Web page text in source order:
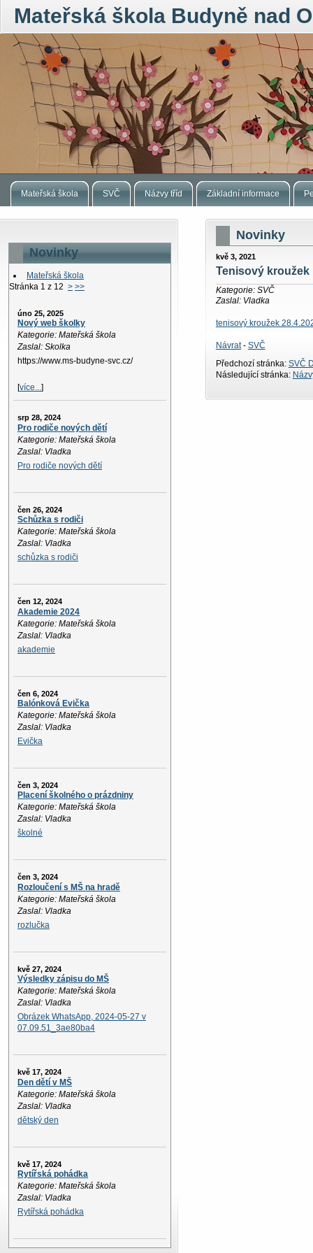
Mateřská škola Budyně nad
Mateřská škola SVČ Názvy tříd Základní informace
Novinky
Mateřská škola
Stránka 1 z 12 > >>
úno 25, 2025
Nový web školky
Kategorie: Mateřská škola
Zaslal: Skolka
https://www.ms-budyne-svc.cz/
[více...]
srp 28, 2024
Pro rodiče nových dětí
Kategorie: Mateřská škola
Zaslal: Vladka
Pro rodiče nových dětí
čen 26, 2024
Schůzka s rodiči
Kategorie: Mateřská škola
Zaslal: Vladka
schůzka s rodiči
čen 12, 2024
Akademie 2024
Kategorie: Mateřská škola
Zaslal: Vladka
akademie
čen 6, 2024
Balónková Evička
Kategorie: Mateřská škola
Zaslal: Vladka
Evička
čen 3, 2024
Placení školného o prázdniny
Kategorie: Mateřská škola
Zaslal: Vladka
školné
čen 3, 2024
Rozloučení s MŠ na hradě
Kategorie: Mateřská škola
Zaslal: Vladka
rozlučka
kvě 27, 2024
Výsledky zápisu do MŠ
Kategorie: Mateřská škola
Zaslal: Vladka
Obrázek WhatsApp, 2024-05-27 v
07.09.51_3ae80ba4
kvě 17, 2024
Den dětí v MŠ
Kategorie: Mateřská škola
Zaslal: Vladka
dětský den
kvě 17, 2024
Rytířská pohádka
Kategorie: Mateřská škola
Zaslal: Vladka
Rytířská pohádka
Novinky
kvě 3, 2021
Tenisový kroužek
Kategorie: SVČ
Zaslal: Vladka
tenisový kroužek
Návrat- SVČ
Předchozí stránka: SVČ
Následující stránka: